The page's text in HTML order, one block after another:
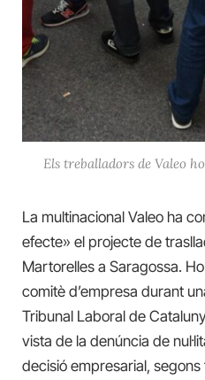
Els treballadors de Valeo
La multinacional Valeo ha
efecte» el projecte de
Martorelles a Saragossa.
comitè d’empresa durant
Tribunal Laboral de
vista de la denúncia de
decisió empresarial,